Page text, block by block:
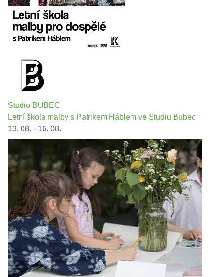
Studio BUBEC
Letní škola malby s Patrikem Háblem ve Studiu Bubec
13. 08. - 16. 08.